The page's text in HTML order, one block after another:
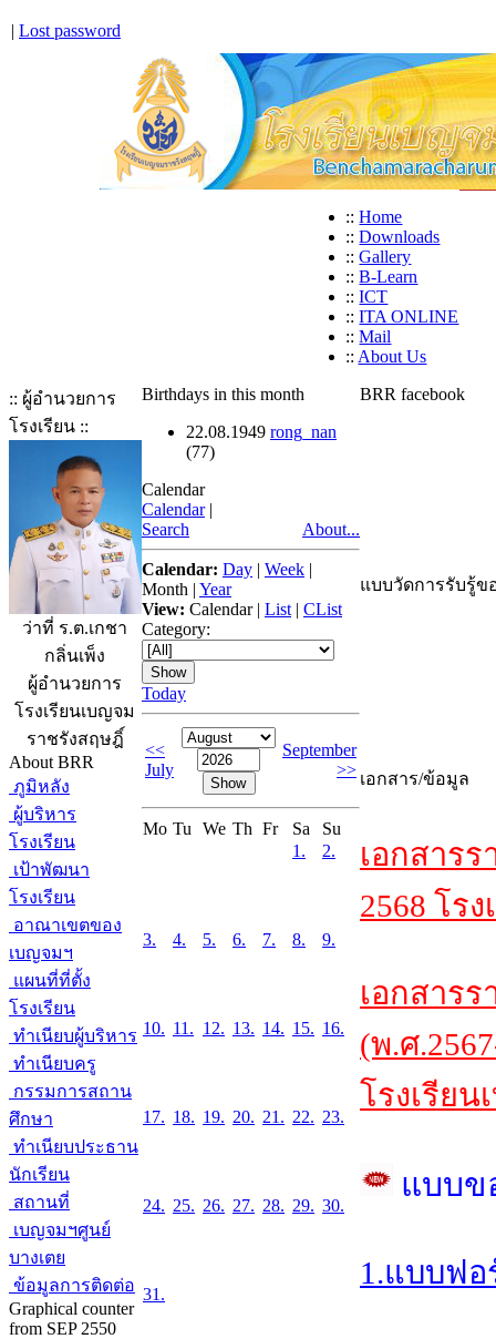
| Lost password
:: Home
:: Downloads
:: Gallery
:: B-Learn
:: ICT
:: ITA ONLINE
:: Mail
:: About Us
:: ผู้อำนวยการ
โรงเรียน ::
ว่าที่ ร.ต.เกชา
กลิ่นเพ็ง
ผู้อำนวยการ
โรงเรียนเบญจม
ราชรังสฤษฎิ์
About BRR
ภูมิหลัง
ผู้บริหาร
โรงเรียน
เป้าพัฒนา
โรงเรียน
อาณาเขตของ
เบญจมฯ
แผนที่ที่ตั้ง
โรงเรียน
ทำเนียบผู้บริหาร
ทำเนียบครู
กรรมการสถาน
ศึกษา
ทำเนียบประธาน
นักเรียน
สถานที่
เบญจมฯศูนย์
บางเตย
ข้อมูลการติดต่อ
Graphical counter
from SEP 2550
Birthdays in this month
22.08.1949 rong_nan
(77)
Calendar
Calendar |
Search
About...
Calendar: Day | Week |
Month | Year
View: Calendar| List | CList
Category:
Today
<<
July
September
>>
Mo Tu We Th Fr Sa
Su
1.
2.
3. 4. 5. 6. 7. 8. 9.
10. 11. 12. 13. 14. 15. 16.
17. 18. 19. 20. 21. 22. 23.
24. 25. 26. 27. 28. 29. 30.
31.
BRR facebook
แบบวัดการรับรู้ข
เอกสาร/ข้อมูล
เอกสาร
2568 โร
เอกสาร
(พ.ศ
โรงเรีย
แบบข
1.แบบฟ